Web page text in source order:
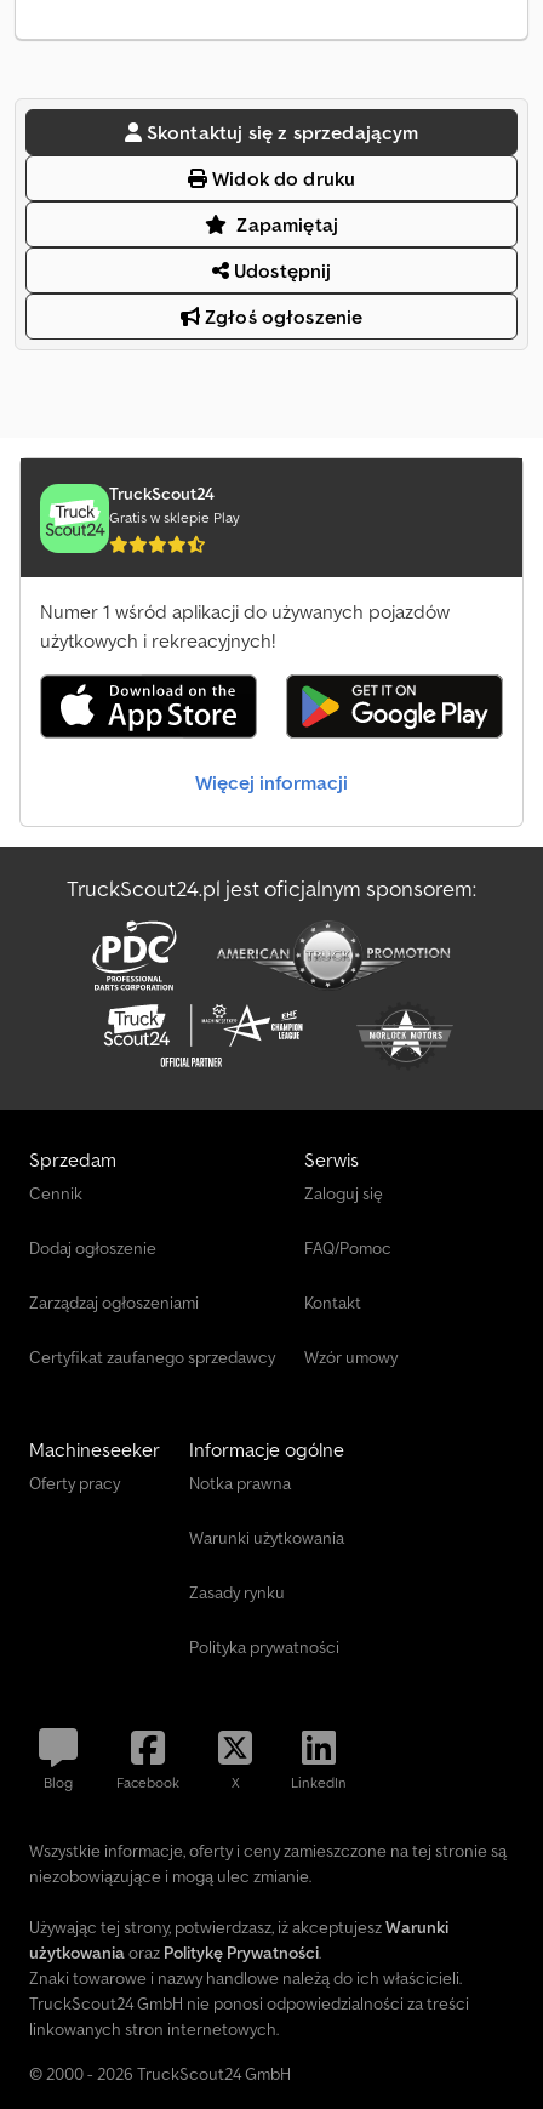
Skontaktuj się z sprzedającym
Widok do druku
Zapamiętaj
Udostępnij
Zgłoś ogłoszenie
TruckScout24
Gratis w sklepie Play
Numer 1 wśród aplikacji do używanych pojazdów
użytkowych i rekreacyjnych!
Więcej informacji
TruckScout24.pl jest oficjalnym sponsorem:
Sprzedam
Cennik
Dodaj ogłoszenie
Zarządzaj ogłoszeniami
Certyfikat zaufanego sprzedawcy
Serwis
Zaloguj się
FAQ/Pomoc
Kontakt
Wzór umowy
Machineseeker
Oferty pracy
Informacje ogólne
Notka prawna
Warunki użytkowania
Zasady rynku
Polityka prywatności
Blog Facebook X LinkedIn
Wszystkie informacje, oferty i ceny zamieszczone na tej stronie są
niezobowiązujące i mogą ulec zmianie.
Używając tej strony, potwierdzasz, iż akceptujeszWarunki
użytkowaniaoraz Politykę Prywatności.
Znaki towarowe i nazwy handlowe należą do ich właścicieli.
TruckScout24 GmbH nie ponosi odpowiedzialności za treści
linkowanych stron internetowych.
© 2000 - 2026 TruckScout24 GmbH